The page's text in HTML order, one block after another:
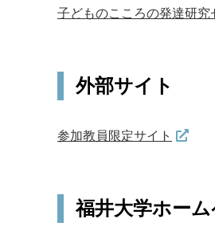
子どものこころの発達研究
外部サイト
参加教員限定サイト
福井大学ホー